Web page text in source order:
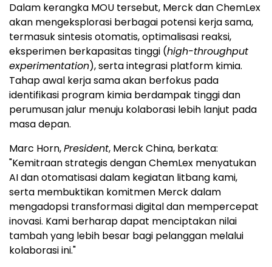
Dalam kerangka MOU tersebut, Merck dan ChemLex
akan mengeksplorasi berbagai potensi kerja sama,
termasuk sintesis otomatis, optimalisasi reaksi,
eksperimen berkapasitas tinggi (high-throughput
experimentation), serta integrasi platform kimia.
Tahap awal kerja sama akan berfokus pada
identifikasi program kimia berdampak tinggi dan
perumusan jalur menuju kolaborasi lebih lanjut pada
masa depan.
Marc Horn,President, Merck China, berkata:
"Kemitraan strategis dengan ChemLex menyatukan
AI dan otomatisasi dalam kegiatan litbang kami,
serta membuktikan komitmen Merck dalam
mengadopsi transformasi digital dan mempercepat
inovasi. Kami berharap dapat menciptakan nilai
tambah yang lebih besar bagi pelanggan melalui
kolaborasi ini."